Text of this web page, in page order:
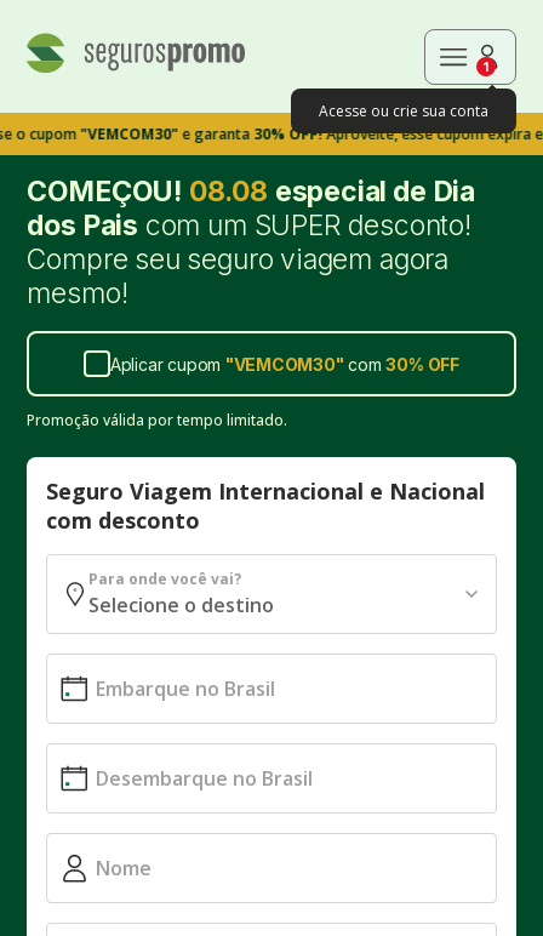
1
Acesse ou crie sua conta
"VEMCOM30"e garanta30% OFF!Aproveite, esse cupom expira em
COMEÇOU! 08.08 especial de Dia
dos Pais com um SUPER desconto!
Compre seu seguro viagem agora
mesmo!
Aplicar cupom "VEMCOM30" com30% OFF
Promoção válida por tempo limitado.
Seguro Viagem Internacional e Nacional
com desconto
Para onde você vai?